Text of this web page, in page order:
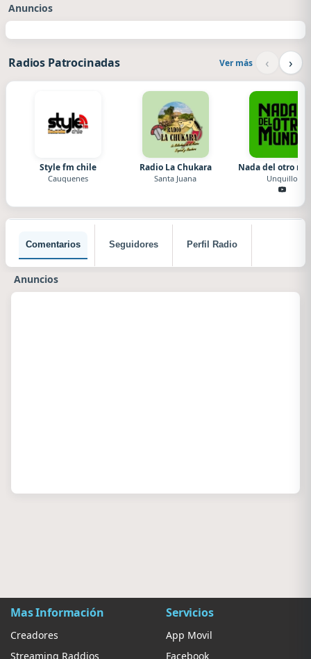
Anuncios
Radios Patrocinadas Ver más ‹ ›
Style fm chile
Cauquenes
Radio La Chukara
Santa Juana
Nada del otro
Unquillo
Comentarios Seguidores Perfil Radio
Anuncios
Mas Información
Creadores
Streaming Raddios
Servicios
App Movil
Facebook